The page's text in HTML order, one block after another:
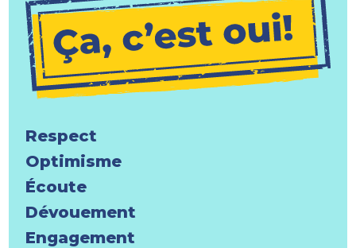
Respect
Optimisme
Écoute
Dévouement
Engagement